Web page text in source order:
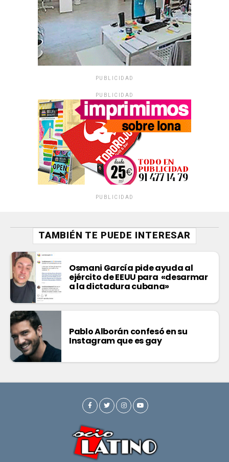
PUBLICIDAD
PUBLICIDAD
PUBLICIDAD
TAMBIÉN TE PUEDE INTERESAR
Osmani García pide ayuda al
ejército de EEUU para «desarmar
a la dictadura cubana»
Pablo Alborán confesó en su
Instagram que es gay